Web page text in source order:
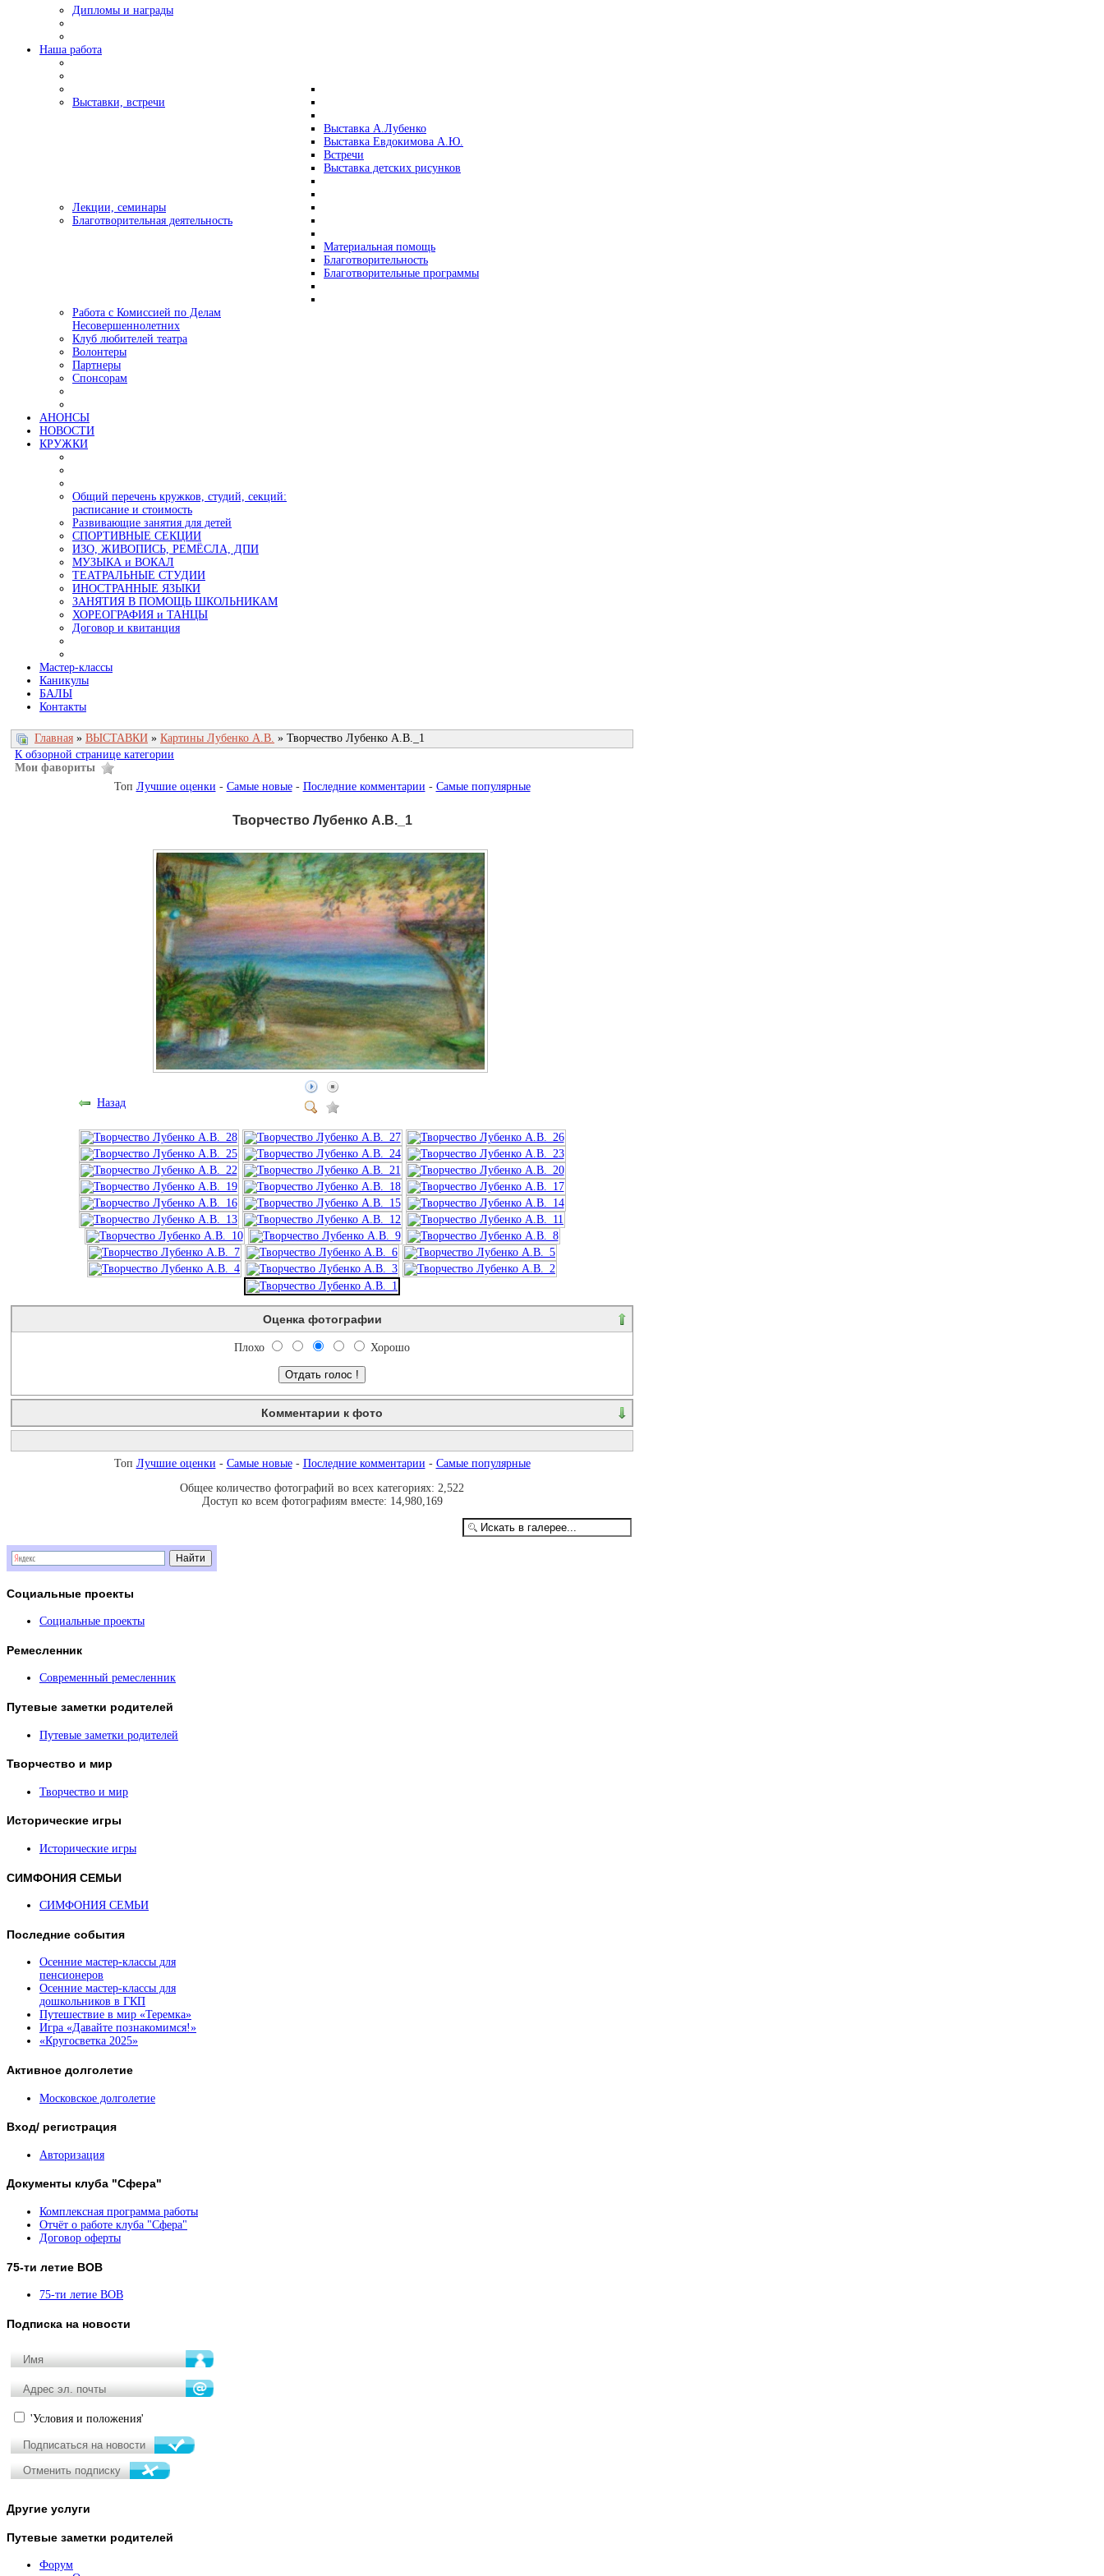
Дипломы и награды
Наша работа
Выставки, встречи
Выставка А.Лубенко
Выставка Евдокимова А.Ю.
Встречи
Выставка детских рисунков
Лекции, семинары
Благотворительная деятельность
Материальная помощь
Благотворительность
Благотворительные программы
Работа с Комиссией по Делам
Несовершеннолетних
Клуб любителей театра
Волонтеры
Партнеры
Спонсорам
АНОНСЫ
НОВОСТИ
КРУЖКИ
Общий перечень кружков, студий, секций:
расписание и стоимость
Развивающие занятия для детей
СПОРТИВНЫЕ СЕКЦИИ
ИЗО, ЖИВОПИСЬ, РЕМЁСЛА, ДПИ
МУЗЫКА и ВОКАЛ
ТЕАТРАЛЬНЫЕ СТУДИИ
ИНОСТРАННЫЕ ЯЗЫКИ
ЗАНЯТИЯ В ПОМОЩЬ ШКОЛЬНИКАМ
ХОРЕОГРАФИЯ и ТАНЦЫ
Договор и квитанция
Мастер-классы
Каникулы
БАЛЫ
Контакты
Главная » ВЫСТАВКИ » Картины Лубенко А.В. » Творчество Лубенко А.В._1
К обзорной странице категории
Мои фавориты
Топ Лучшие оценки - Самые новые- Последние комментарии - Самые популярные
Творчество Лубенко А.В._1
Назад
Оценка фотографии
Плохо Хорошо
Комментарии к фото
Незарегистрированным пользователям комментарии не показываются. Пожалуйста, зарегистрируйтесь...
Топ Лучшие оценки - Самые новые- Последние комментарии - Самые популярные
Общее количество фотографий во всех категориях: 2,522
Доступ ко всем фотографиям вместе: 14,980,169
Социальные проекты
Социальные проекты
Ремесленник
Современный ремесленник
Путевые заметки родителей
Путевые заметки родителей
Творчество и мир
Творчество и мир
Исторические игры
Исторические игры
СИМФОНИЯ СЕМЬИ
СИМФОНИЯ СЕМЬИ
Последние события
Осенние мастер-классы для
пенсионеров
Осенние мастер-классы для
дошкольников в ГКП
Путешествие в мир «Теремка»
Игра «Давайте познакомимся!»
«Кругосветка 2025»
Активное долголетие
Московское долголетие
Вход/ регистрация
Авторизация
Документы клуба "Сфера"
Комплексная программа работы
Отчёт о работе клуба "Сфера"
Договор оферты
75-ти летие ВОВ
75-ти летие ВОВ
Подписка на новости
'Условия и положения'
Другие услуги
Путевые заметки родителей
Форум